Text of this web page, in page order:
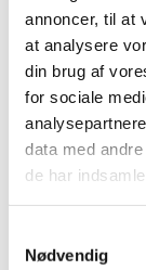
annoncer, til at
at analysere
din brug af
for sociale
data med
de har
Nødvendig
dåbsklude
tegnet 12
et kors, som
til, at man
sin
Dåbsklude
og bruges til
er, at barnet
gave fra